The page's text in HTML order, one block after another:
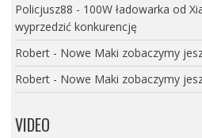
Policjusz88 - 100W ładowarka od
wyprzedzić konkurencję
Robert- Nowe Maki zobaczymy
Robert- Nowe Maki zobaczymy
VIDEO